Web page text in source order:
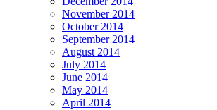
November 2014
October 2014
September 2014
August 2014
July 2014
June 2014
May 2014
April 2014